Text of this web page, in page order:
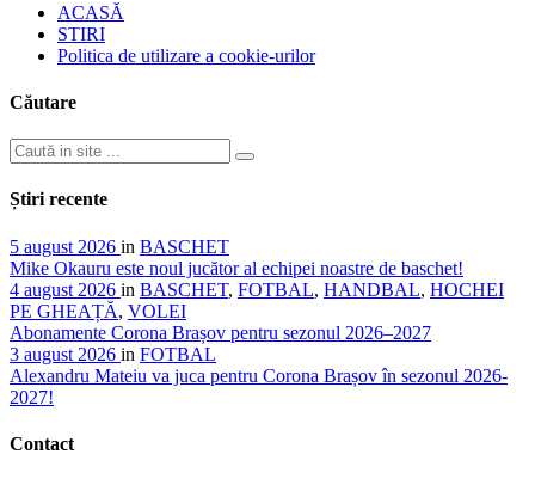
ACASĂ
STIRI
Politica de utilizare a cookie-urilor
Căutare
Știri recente
5 august 2026 in BASCHET
Mike Okauru este noul jucător al echipei noastre de baschet!
4 august 2026 in BASCHET, FOTBAL, HANDBAL, HOCHEI
PE GHEAȚĂ, VOLEI
Abonamente Corona Brașov pentru sezonul 2026–2027
3 august 2026 in FOTBAL
Alexandru Mateiu va juca pentru Corona Brașov în sezonul 2026-
2027!
Contact